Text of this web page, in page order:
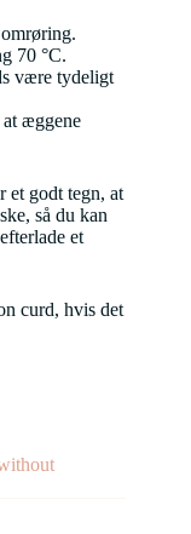
70 °C.
være tydeligt
æggene
et godt tegn, at
så du kan
et
curd, hvis det